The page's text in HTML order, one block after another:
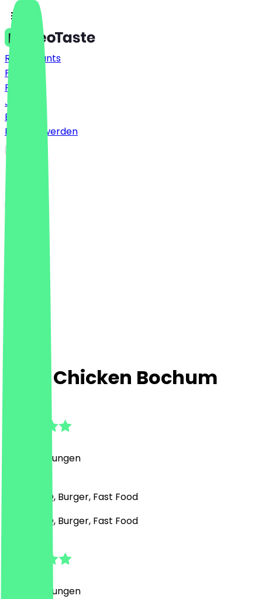
Restaurants
Preise
FAQ
Jobs
Blog
Partner werden
Loco Chicken Bochum
Bewertungen
Grill & BBQ, Burger, Fast Food
Grill & BBQ, Burger, Fast Food
Bewertungen